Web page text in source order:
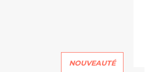
NOUVEAUTÉ